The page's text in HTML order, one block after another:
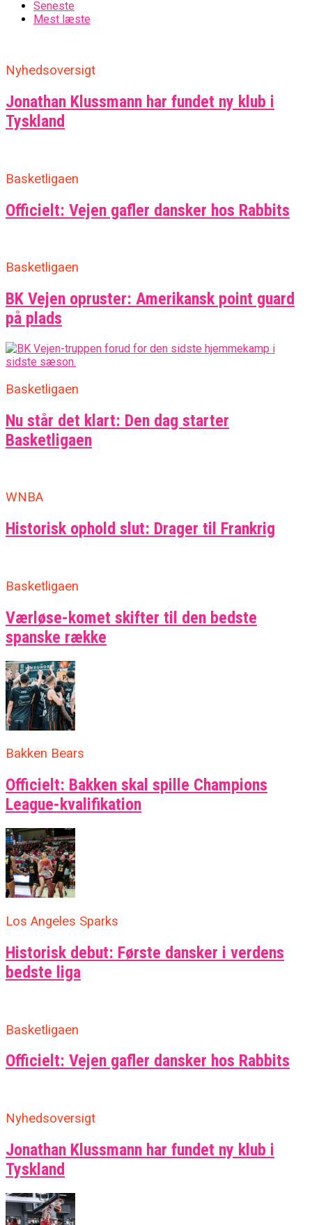
Seneste
Mest læste
Nyhedsoversigt
Jonathan Klussmann har fundet ny klub i
Tyskland
Basketligaen
Officielt: Vejen gafler dansker hos Rabbits
Basketligaen
BK Vejen opruster: Amerikansk point guard
på plads
Basketligaen
Nu står det klart: Den dag starter
Basketligaen
WNBA
Historisk ophold slut: Drager til Frankrig
Basketligaen
Værløse-komet skifter til den bedste
spanske række
Bakken Bears
Officielt: Bakken skal spille Champions
League-kvalifikation
Los Angeles Sparks
Historisk debut: Første dansker i verdens
bedste liga
Basketligaen
Officielt: Vejen gafler dansker hos Rabbits
Nyhedsoversigt
Jonathan Klussmann har fundet ny klub i
Tyskland